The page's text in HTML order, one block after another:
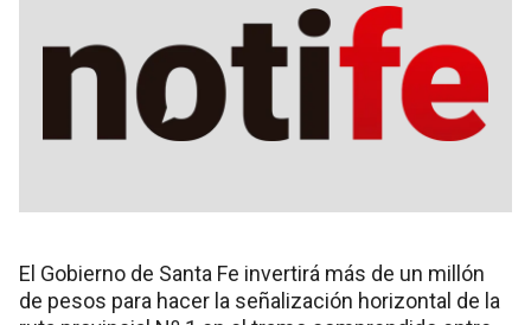
El Gobierno de Santa Fe invertirá más de un millón
de pesos para hacer la señalización horizontal de la